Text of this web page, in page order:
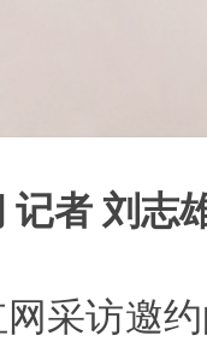
记者 刘志
采访邀